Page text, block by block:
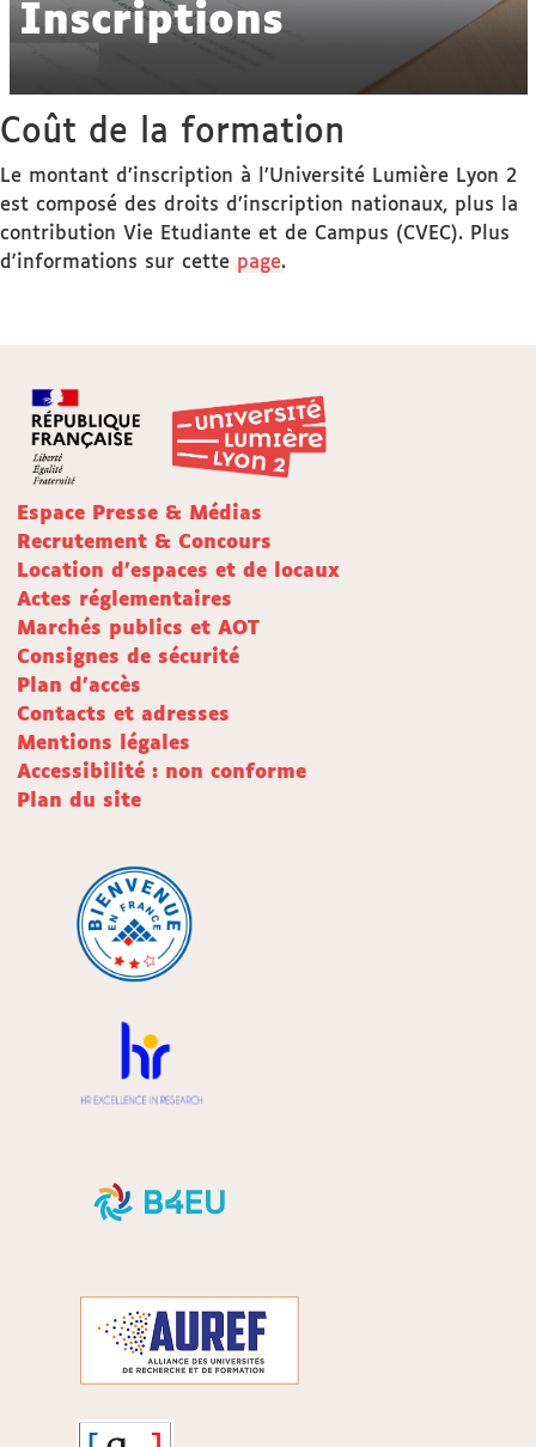
Inscriptions
Coût de la formation
Le montant d’inscription à l’Université Lumière Lyon 2
est composé des droits d’inscription nationaux, plus la
contribution Vie Etudiante et de Campus (CVEC). Plus
d'informations sur cette page.
Espace Presse & Médias
Recrutement & Concours
Location d'espaces et de locaux
Actes réglementaires
Marchés publics et AOT
Consignes de sécurité
Plan d'accès
Contacts et adresses
Mentions légales
Accessibilité : non conforme
Plan du site